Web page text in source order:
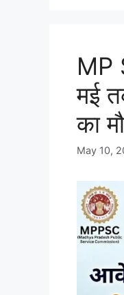
MP
मई
का
May 10,